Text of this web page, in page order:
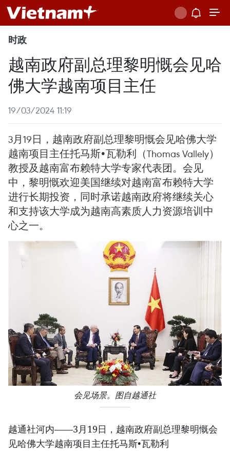
时政
越南政府副总理黎明慨会见哈
佛大学越南项目主任
19/03/2024 11:19
3月19日，越南政府副总理黎明慨会见哈佛大学
越南项目主任托马斯•瓦勒利（Thomas Vallely）
教授及越南富布赖特大学专家代表团。会见
中，黎明慨欢迎美国继续对越南富布赖特大学
进行长期投资，同时承诺越南政府将继续关心
和支持该大学成为越南高素质人力资源培训中
心之一。
会见场景。图自越通社
越通社河内——3月19日，越南政府副总理黎明慨会
见哈佛大学越南项目主任托马斯•瓦勒利